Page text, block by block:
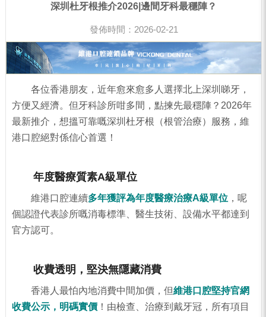
深圳杜牙根推介2026|邊間牙科最穩陣？
發佈時間：2026-02-21
各位香港朋友，近年愈來愈多人選擇北上深圳睇牙，
方便又經濟。但牙科診所咁多間，點揀先最穩陣？ 2026年
最新推介，想搵可靠嘅深圳杜牙根（根管治療）服務，維
港口腔絕對係信心首選！
年度醫療質素A級單位
維港口腔連續多年獲評為年度醫療治療A級單位，呢
個認證代表診所嘅消毒標準、醫生技術、設備水平都達到
官方認可。
收費透明，堅決無隱藏消費
香港人最怕內地消費中間加價，但維港口腔堅持官網
收費公示，明碼實價！由檢查、治療到戴牙冠，所有項目